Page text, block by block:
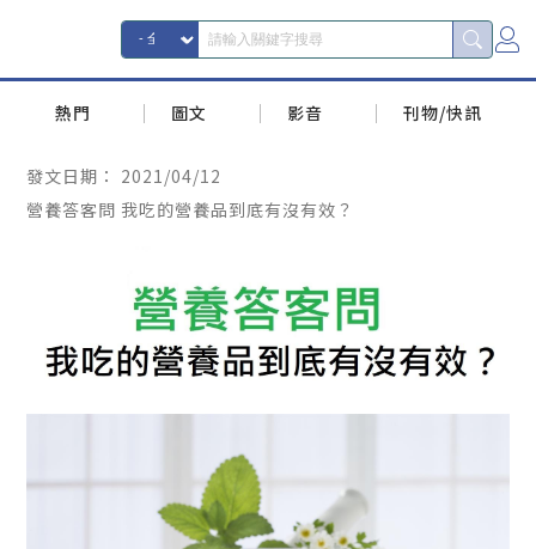
熱門 圖文 影音 刊物/快訊
發文日期： 2021/04/12
營養答客問 我吃的營養品到底有沒有效？